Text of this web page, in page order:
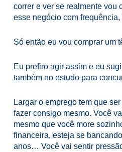
correr e ver se realmente vou
esse negócio com
Só então eu vou comprar um
Eu prefiro agir assim e eu
também no estudo para
Largar o emprego tem que
fazer consigo mesmo. Você
mesmo que você more
financeira, esteja se
anos… Você vai sentir